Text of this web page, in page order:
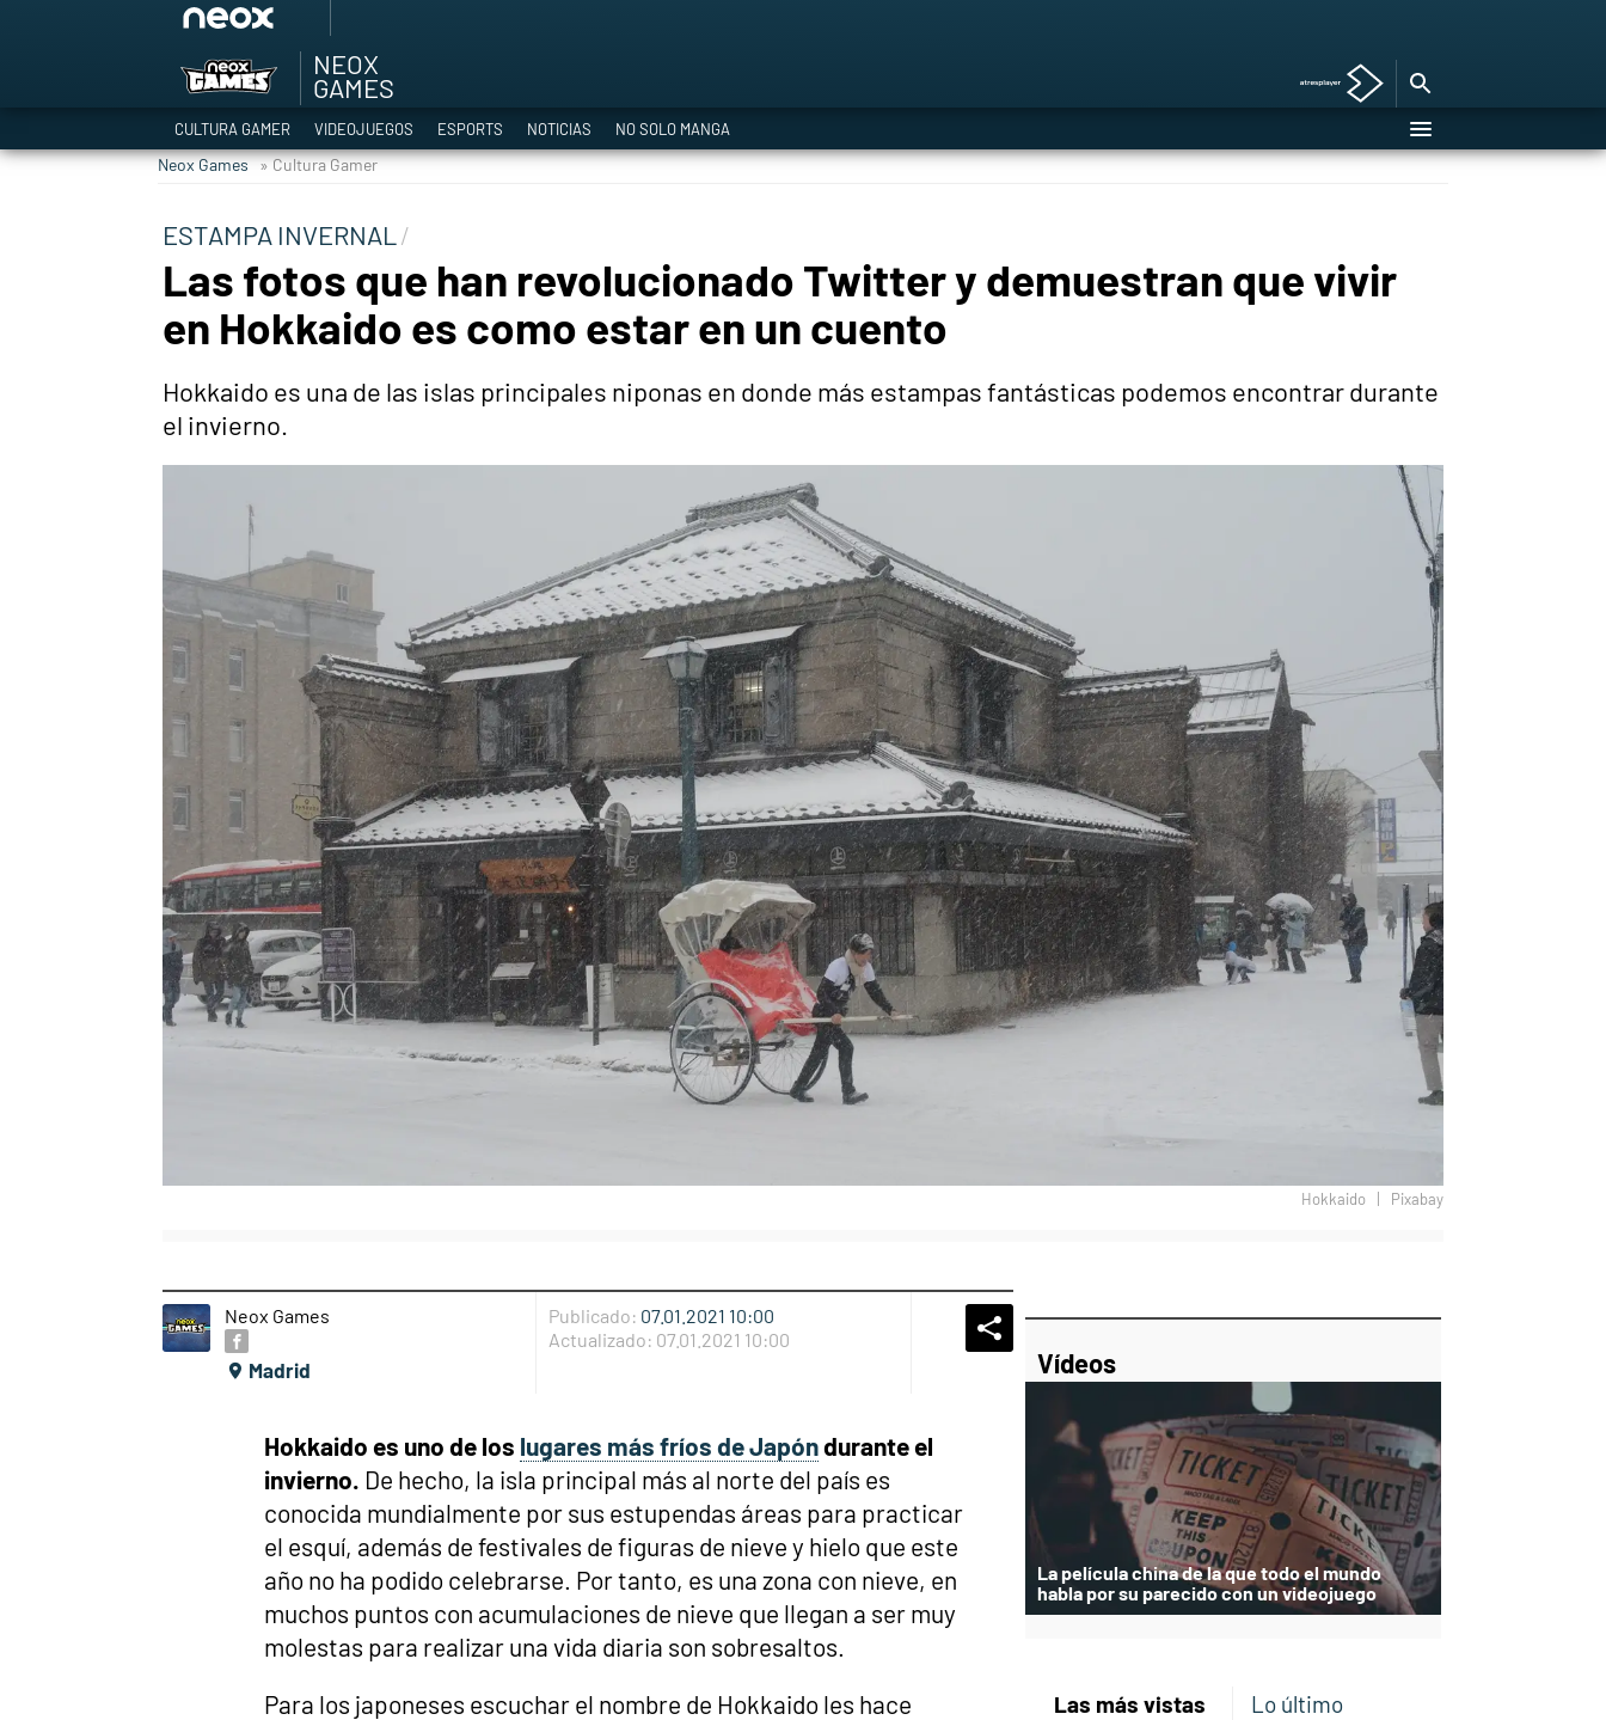
TGA Tercera gala
Asia peculiar tradición
NEOX
GAMES
CULTURA GAMER VIDEOJUEGOS ESPORTS NOTICIAS NO SOLO MANGA
Neox Games » Cultura Gamer
ESTAMPA INVERNAL
Las fotos que han revolucionado Twitter y demuestran que vivir
en Hokkaido es como estar en un cuento
Hokkaido es una de las islas principales niponas en donde más estampas fantásticas podemos encontrar durante
el invierno.
Pixabay
Hokkaido
Neox Games
Madrid
Publicado: 07.01.2021 10:00
Actualizado: 07.01.2021 10:00 Whatsapp
Compartir
Hokkaido es uno de los lugares más fríos de Japóndurante el
invierno. De hecho, la isla principal más al norte del país es
conocida mundialmente por sus estupendas áreas para practicar
el esquí, además de festivales de figuras de nieve y hielo que este
año no ha podido celebrarse. Por tanto, es una zona con nieve, en
muchos puntos con acumulaciones de nieve que llegan a ser muy
molestas para realizar una vida diaria son sobresaltos.
Para los japoneses escuchar el nombre de Hokkaido les hace
Vídeos
La película china de la que todo el mundo
habla por su parecido con un videojuego
Las más vistas Lo último